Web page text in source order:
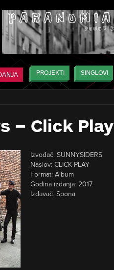
PROJEKTI SINGLOVI
– Click Play
Izvođač: SUNNYSIDERS
Naslov: CLICK PLAY
Format: Album
Godina izdanja: 2017.
Izdavač: Spona